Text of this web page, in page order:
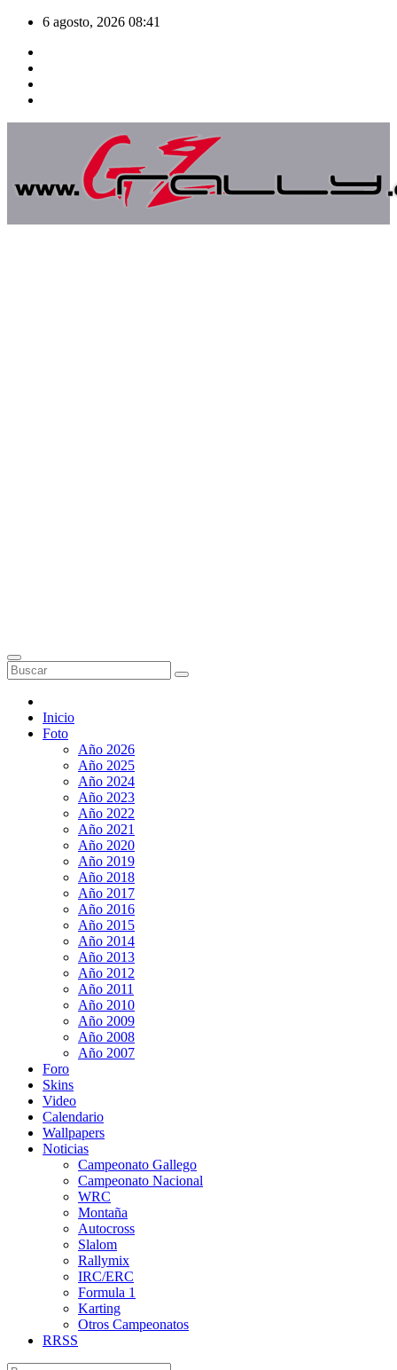
Saltar
contenido
6 agosto, 2026 08:41
Inicio
Foto
Año 2026
Año 2025
Año 2024
Año 2023
Año 2022
Año 2021
Año 2020
Año 2019
Año 2018
Año 2017
Año 2016
Año 2015
Año 2014
Año 2013
Año 2012
Año 2011
Año 2010
Año 2009
Año 2008
Año 2007
Foro
Skins
Video
Calendario
Wallpapers
Noticias
Campeonato Gallego
Campeonato Nacional
WRC
Montaña
Autocross
Slalom
Rallymix
IRC/ERC
Formula 1
Karting
Otros Campeonatos
RRSS